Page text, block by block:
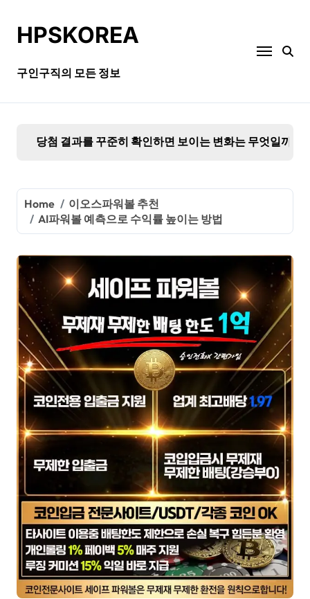
contentHPSKOREA
구인구직의 모든 정보
사설파워볼 출금 안정성이 뛰어난 곳을 찾는 기준이 사
Home
이오스파워볼 추천
AI파워볼 예측으로 수익률 높이는 방법